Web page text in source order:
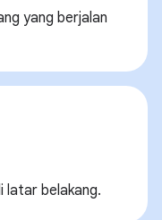
yang berjalan
latar belakang.